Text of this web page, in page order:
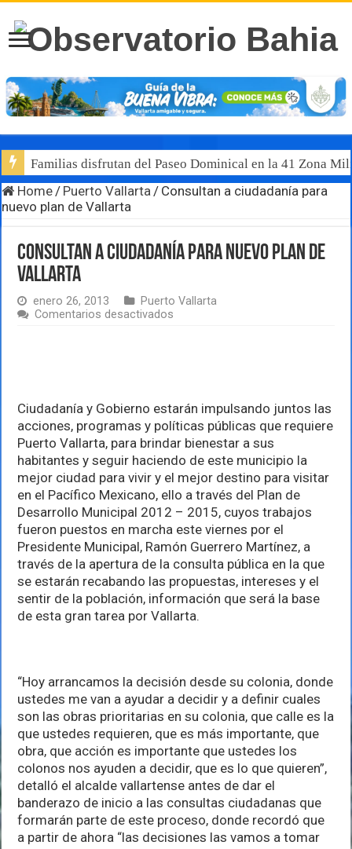
Familias disfrutan del Paseo Dominical en la 41 Zona
Home / Puerto Vallarta / Consultan a ciudadanía para
nuevo plan de Vallarta
Consultan a ciudadanía para nuevo plan de
Vallarta
enero 26, 2013
Puerto Vallarta
Comentarios desactivados
de
Vallarta
Ciudadanía y Gobierno estarán impulsando juntos las
acciones, programas y políticas públicas que requiere
Puerto Vallarta, para brindar bienestar a sus
habitantes y seguir haciendo de este municipio la
mejor ciudad para vivir y el mejor destino para visitar
en el Pacífico Mexicano, ello a través del Plan de
Desarrollo Municipal 2012 – 2015, cuyos trabajos
fueron puestos en marcha este viernes por el
Presidente Municipal, Ramón Guerrero Martínez, a
través de la apertura de la consulta pública en la que
se estarán recabando las propuestas, intereses y el
sentir de la población, información que será la base
de esta gran tarea por Vallarta.
“Hoy arrancamos la decisión desde su colonia, donde
ustedes me van a ayudar a decidir y a definir cuales
son las obras prioritarias en su colonia, que calle es la
que ustedes requieren, que es más importante, que
obra, que acción es importante que ustedes los
colonos nos ayuden a decidir, que es lo que quieren”,
detalló el alcalde vallartense antes de dar el
banderazo de inicio a las consultas ciudadanas que
formarán parte de este proceso, donde recordó que
a partir de ahora “las decisiones las vamos a tomar